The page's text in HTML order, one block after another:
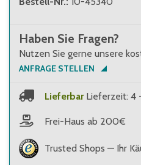
Haben Sie Fragen?
Nutzen Sie gerne unsere
ANFRAGE STELLEN
Lieferbar Lieferzeit: 4
Frei-Haus ab 200€
Trusted Shops — Ihr